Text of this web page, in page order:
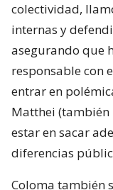
colectividad,
internas y
asegurando que
responsable con
entrar en
Matthei (también
estar en sacar
diferencias
Coloma también